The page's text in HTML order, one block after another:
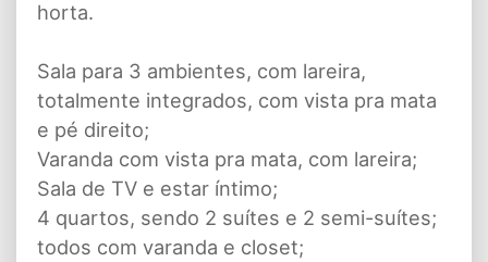
horta.
Sala para 3 ambientes, com lareira,
totalmente integrados, com vista pra mata
e pé direito;
Varanda com vista pra mata, com lareira;
Sala de TV e estar íntimo;
4 quartos, sendo 2 suítes e 2 semi-suítes;
todos com varanda e closet;